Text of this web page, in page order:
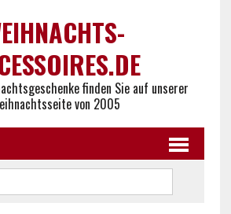
finden Sie auf unserer
von 2005